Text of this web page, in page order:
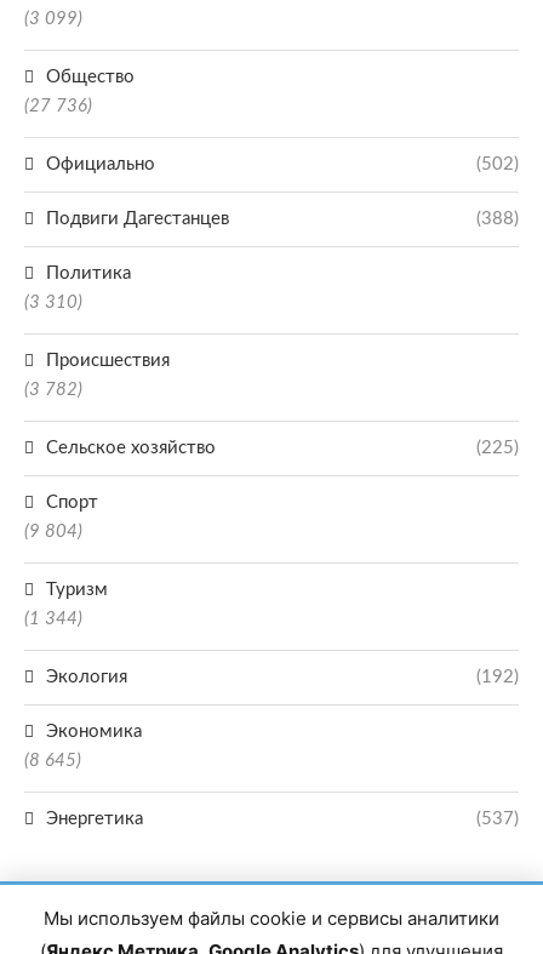
(3 099)
Общество
(27 736)
Официально (502)
Подвиги Дагестанцев (388)
Политика
(3 310)
Происшествия
(3 782)
Сельское хозяйство (225)
Спорт
(9 804)
Туризм
(1 344)
Экология (192)
Экономика
(8 645)
Энергетика (537)
Мы используем файлы cookie и сервисы аналитики